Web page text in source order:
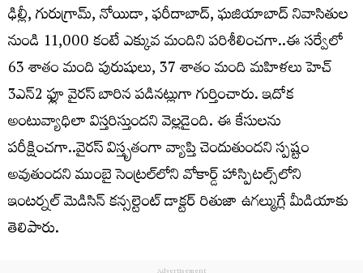
ఢిల్లీ, గురుగ్రామ్, నోయిడా, ఫరీదాబాద్, ఘజియాబాద్ నివాసితుల
నుండి 11,000 కంటే ఎక్కువ మందిని పరిశీలించగా..ఈ సర్వేలో
63 శాతం మంది పురుషులు, 37 శాతం మంది మహిళలు హెచ్
3ఎన్2 ఫ్లూ వైరస్ బారిన పడినట్లుగా గుర్తించారు. ఇదోక
అంటువ్యాధిలా విస్తరిస్తుందని వెల్లడైంది. ఈ కేసులను
పరీక్షించగా..వైరస్ విస్తృతంగా వ్యాప్తి చెందుతుందని స్పష్టం
అవుతుందని ముంబై సెంట్రల్‌లోని వోకార్డ్ హాస్పిటల్స్‌లోని
ఇంటర్నల్ మెడిసిన్ కన్సల్టెంట్ డాక్టర్ రితుజా ఉగల్ముగ్లే మీడియాకు
తెలిపారు.